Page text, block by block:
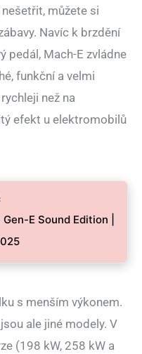
můžete si
Navíc k brzdění
pedál, Mach-E zvládne
funkční a velmi
než na
efekt u elektromobilů
E Sound Edition |
s menším výkonem.
ale jiné modely. V
(198 kW, 258 kW a